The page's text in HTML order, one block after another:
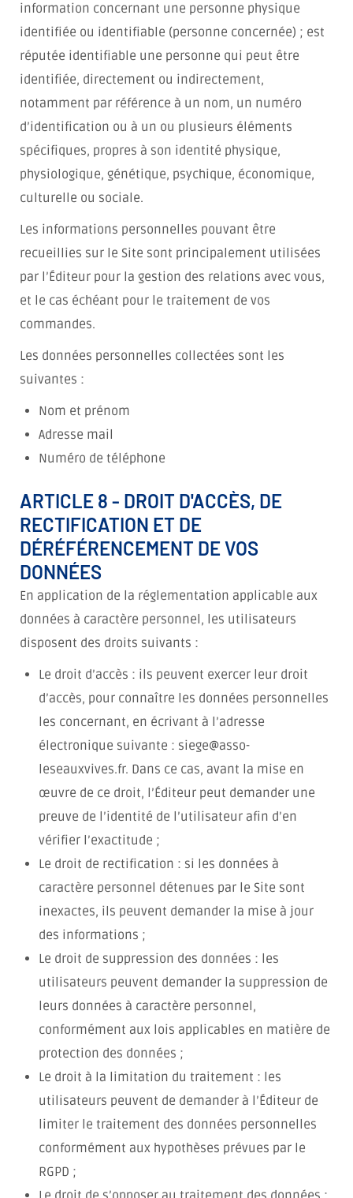
information concernant une personne physique
identifiée ou identifiable (personne concernée) ; est
réputée identifiable une personne qui peut être
identifiée, directement ou indirectement,
notamment par référence à un nom, un numéro
d’identification ou à un ou plusieurs éléments
spécifiques, propres à son identité physique,
physiologique, génétique, psychique, économique,
culturelle ou sociale.
Les informations personnelles pouvant être
recueillies sur le Site sont principalement utilisées
par l’Éditeur pour la gestion des relations avec vous,
et le cas échéant pour le traitement de vos
commandes.
Les données personnelles collectées sont les
suivantes :
Nom et prénom
Adresse mail
Numéro de téléphone
ARTICLE 8 - DROIT D'ACCÈS, DE
RECTIFICATION ET DE
DÉRÉFÉRENCEMENT DE VOS
DONNÉES
En application de la réglementation applicable aux
données à caractère personnel, les utilisateurs
disposent des droits suivants :
Le droit d’accès : ils peuvent exercer leur droit
d’accès, pour connaître les données personnelles
les concernant, en écrivant à l’adresse
électronique suivante : siege@asso-
leseauxvives.fr. Dans ce cas, avant la mise en
œuvre de ce droit, l’Éditeur peut demander une
preuve de l’identité de l’utilisateur afin d’en
vérifier l’exactitude ;
Le droit de rectification : si les données à
caractère personnel détenues par le Site sont
inexactes, ils peuvent demander la mise à jour
des informations ;
Le droit de suppression des données : les
utilisateurs peuvent demander la suppression de
leurs données à caractère personnel,
conformément aux lois applicables en matière de
protection des données ;
Le droit à la limitation du traitement : les
utilisateurs peuvent de demander à l’Éditeur de
limiter le traitement des données personnelles
conformément aux hypothèses prévues par le
RGPD ;